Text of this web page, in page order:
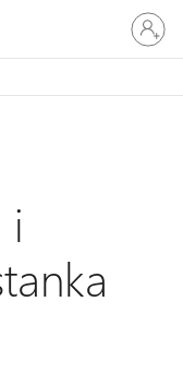
Prijavite
se
na
i